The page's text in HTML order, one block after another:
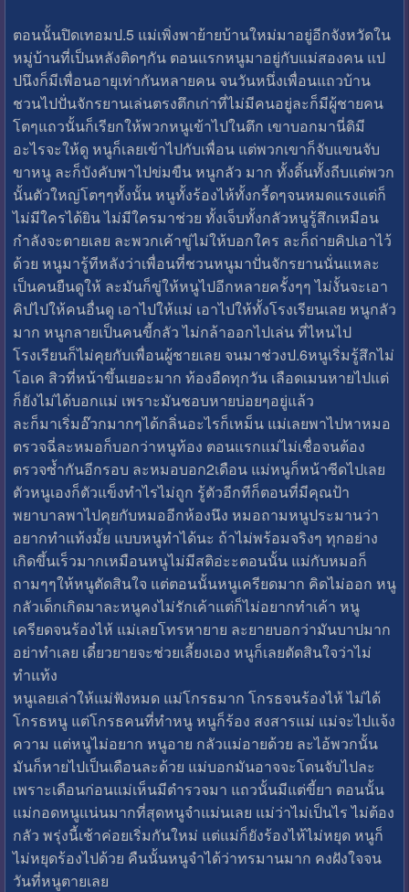
ตอนนั้นปิดเทอมป.5 แม่เพิ่งพาย้ายบ้านใหม่มาอยู่อีกจังหวัดใน
หมู่บ้านที่เป็นหลังติดๆกัน ตอนแรกหนูมาอยู่กับแม่สองคน แป
ปนึงก็มีเพื่อนอายุเท่ากันหลายคน จนวันหนึ่งเพื่อนแถวบ้าน
ชวนไปปั่นจักรยานเล่นตรงตึกเก่าที่ไม่มีคนอยู่ละก็มีผู้ชายคน
โตๆแถวนั้นก็เรียกให้พวกหนูเข้าไปในตึก เขาบอกมานี่ดิมี
อะไรจะให้ดู หนูก็เลยเข้าไปกับเพื่อน แต่พวกเขาก็จับแขนจับ
ขาหนู ละก็บังคับพาไปข่มขืน หนูกลัว มาก ทั้งดิ้นทั้งถีบแต่พวก
นั้นตัวใหญ่โตๆๆทั้งนั้น หนูทั้งร้องไห้ทั้งกรี้ดๆจนหมดแรงแต่ก็
ไม่มีใครได้ยิน ไม่มีใครมาช่วย ทั้งเจ็บทั้งกลัวหนูรู้สึกเหมือน
กำลังจะตายเลย ละพวกเค้าขู่ไม่ให้บอกใคร ละก็ถ่ายคิปเอาไว้
ด้วย หนูมารู้ทีหลังว่าเพื่อนที่ชวนหนูมาปั่นจักรยานนั่นแหละ
เป็นคนยืนดูให้ ละมันก็ขู่ให้หนูไปอีกหลายครั้งๆๆ ไม่งั้นจะเอา
คิปไปให้คนอื่นดู เอาไปให้แม่ เอาไปให้ทั้งโรงเรียนเลย หนูกลัว
มาก หนูกลายเป็นคนขี้กลัว ไม่กล้าออกไปเล่น ที่ไหนไป
โรงเรียนก็ไม่คุยกับเพื่อนผู้ชายเลย จนมาช่วงป.6หนูเริ่มรู้สึกไม่
โอเค สิวที่หน้าขึ้นเยอะมาก ท้องอืดทุกวัน เลือดเมนหายไปแต่
ก็ยังไม่ได้บอกแม่ เพราะมันชอบหายบ่อยๆอยู่แล้ว
ละก็มาเริ่มอ๊วกมากๆได้กลิ่นอะไรก็เหม็น แม่เลยพาไปหาหมอ
ตรวจฉี่ละหมอก็บอกว่าหนูท้อง ตอนแรกแม่ไม่เชื่อจนต้อง
ตรวจซ้ำกันอีกรอบ ละหมอบอก2เดือน แม่หนูก็หน้าซีดไปเลย
ตัวหนูเองก็ตัวแข็งทำไรไม่ถูก รู้ตัวอีกทีก็ตอนที่มีคุณป้า
พยาบาลพาไปคุยกับหมออีกห้องนึง หมอถามหนูประมานว่า
อยากทำแท้งมั้ย แบบหนูทำได้นะ ถ้าไม่พร้อมจริงๆ ทุกอย่าง
เกิดขึ้นเร็วมากเหมือนหนูไม่มีสติอ่ะะตอนนั้น แม่กับหมอก็
ถามๆๆให้หนูตัดสินใจ แต่ตอนนั้นหนูเครียดมาก คิดไม่ออก หนู
กลัวเด็กเกิดมาละหนูคงไม่รักเค้าแต่ก็ไม่อยากทำเค้า หนู
เครียดจนร้องไห้ แม่เลยโทรหายาย ละยายบอกว่ามันบาปมาก
อย่าทำเลย เดี๋ยวยายจะช่วยเลี้ยงเอง หนูก็เลยตัดสินใจว่าไม่
ทำแท้ง
หนูเลยเล่าให้แม่ฟังหมด แม่โกรธมาก โกรธจนร้องไห้ ไม่ได้
โกรธหนู แต่โกรธคนที่ทำหนู หนูก็ร้อง สงสารแม่ แม่จะไปแจ้ง
ความ แต่หนูไม่อยาก หนูอาย กลัวแม่อายด้วย ละไอ้พวกนั้น
มันก็หายไปเป็นเดือนละด้วย แม่บอกมันอาจจะโดนจับไปละ
เพราะเดือนก่อนแม่เห็นมีตำรวจมา แถวนั้นมีแต่ขี้ยา ตอนนั้น
แม่กอดหนูแน่นมากที่สุดหนูจำแม่นเลย แม่ว่าไม่เป็นไร ไม่ต้อง
กลัว พรุ่งนี้เช้าค่อยเริ่มกันใหม่ แต่แม่ก็ยังร้องไห้ไม่หยุด หนูก็
ไม่หยุดร้องไปด้วย คืนนั้นหนูจำได้ว่าทรมานมาก คงฝังใจจน
วันที่หนูตายเลย